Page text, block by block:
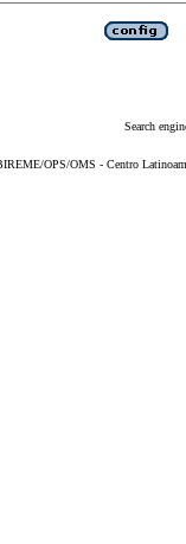
Search
OPS/OMS - Centro